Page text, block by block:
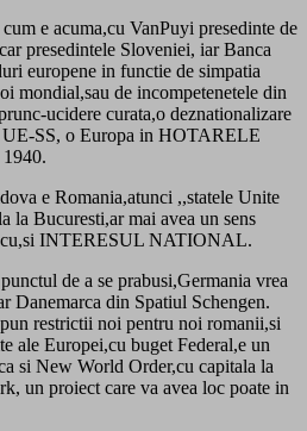
e acuma,cu VanPuyi presedinte de
presedintele Sloveniei, iar Banca
europene in functie de simpatia
mondial,sau de incompetenetele din
ucidere curata,o deznationalizare
UE-SS, o Europa in HOTARELE
e Romania,atunci ,,statele Unite
la Bucuresti,ar mai avea un sens
INTERESUL NATIONAL.
de a se prabusi,Germania vrea
Danemarca din Spatiul Schengen.
restrictii noi pentru noi romanii,si
ale Europei,cu buget Federal,e un
si New World Order,cu capitala la
un proiect care va avea loc poate in